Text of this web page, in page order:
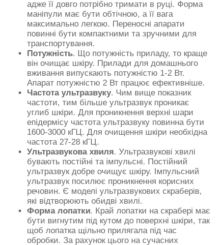
адже її довго потрібно тримати в руці. Форма
маніпули має бути обтічною, а її вага
максимально легкою. Переносні апарати
повинні бути компактними та зручними для
транспортування.
Потужність. Що потужність приладу, то краще
він очищає шкіру. Прилади для домашнього
вживання випускають потужністю 1-2 Вт.
Апарат потужністю 2 Вт працює ефективніше.
Частота ультразвуку. Чим вище показник
частоти, тим більше ультразвук проникає
углиб шкіри. Для проникнення верхні шари
епідермісу частота ультразвуку повинна бути
1600-3000 кГЦ. Для очищення шкіри необхідна
частота 27-28 кГЦ.
Ультразвукова хвиля. Ультразвукові хвилі
бувають постійні та імпульсні. Постійний
ультразвук добре очищує шкіру. Імпульсний
ультразвук посилює проникнення корисних
речовин. Є моделі ультразвукових скраберів,
які відтворюють обидві хвилі.
Форма лопатки. Край лопатки на скрабері має
бути вигнутим під кутом до поверхні шкіри, так
щоб лопатка щільно прилягала під час
обробки. За рахунок цього на сучасних